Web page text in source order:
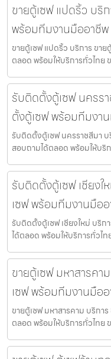
ขายตู้เซฟ แปดริ้ว บริ
พร้อมทีมงานมืออาชีพ
ขายตู้เซฟ แปดริ้ว บริการ ขา
ตลอด พร้อมให้บริการทั่วไทย
รับติดตั้งตู้เซฟ นครร
ตั้งตู้เซฟ พร้อมทีมงา
รับติดตั้งตู้เซฟ นครราชสีมา
สอบถามได้ตลอด พร้อมให้บริ
รับติดตั้งตู้เซฟ เชียง
เซฟ พร้อมทีมงานมือ
รับติดตั้งตู้เซฟ เชียงใหม่ บริ
ได้ตลอด พร้อมให้บริการทั่วไ
ขายตู้เซฟ มหาสารค
เซฟ พร้อมทีมงานมือ
ขายตู้เซฟ มหาสารคาม บริก
ตลอด พร้อมให้บริการทั่วไทย